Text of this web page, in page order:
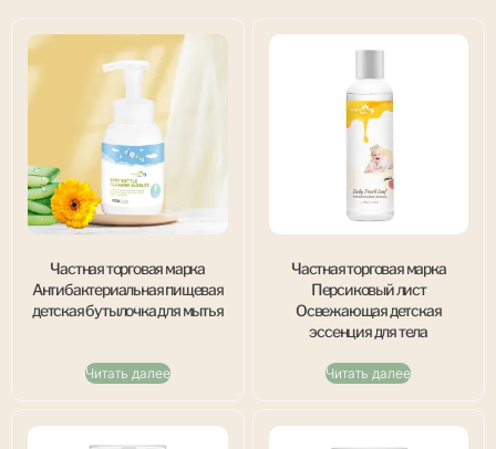
Частная торговая марка
Антибактериальная пищевая
детская бутылочка для мытья
Читать далее
Частная торговая марка
Персиковый лист
Освежающая детская
эссенция для тела
Читать далее